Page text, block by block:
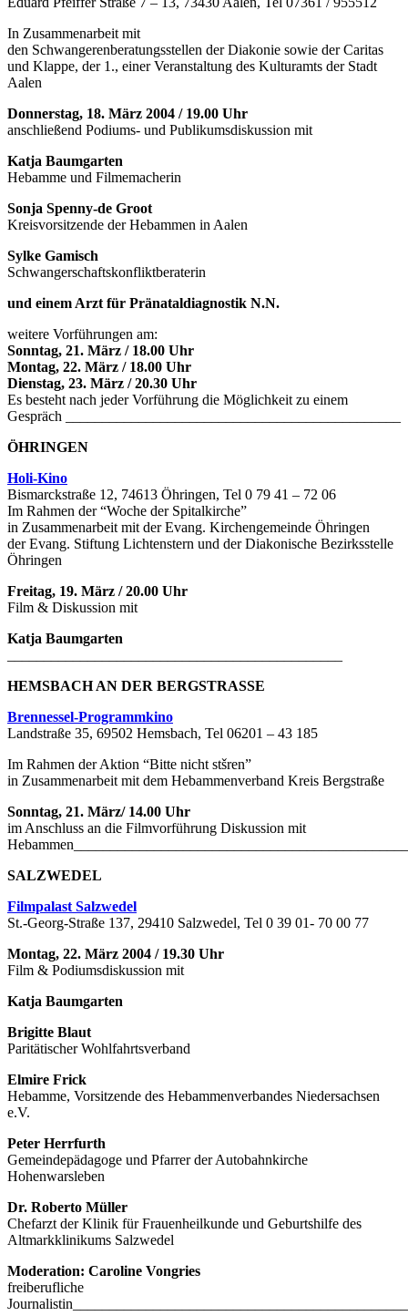
In Zusammenarbeit mit
den Schwangerenberatungsstellen der Diakonie sowie der Caritas
und Klappe, der 1., einer Veranstaltung des Kulturamts der Stadt
Aalen
Donnerstag, 18. März 2004 / 19.00 Uhr
anschließend Podiums- und Publikumsdiskussion mit
Katja Baumgarten
Hebamme und Filmemacherin
Sonja Spenny-de Groot
Kreisvorsitzende der Hebammen in Aalen
Sylke Gamisch
Schwangerschaftskonfliktberaterin
und einem Arzt für Pränataldiagnostik N.N.
weitere Vorführungen am:
Sonntag, 21. März / 18.00 Uhr
Montag, 22. März / 18.00 Uhr
Dienstag, 23. März / 20.30 Uhr
Es besteht nach jeder Vorführung die Möglichkeit zu einem
Gespräch ______________________________________________
ÖHRINGEN
Holi-Kino
Bismarckstraße 12, 74613 Öhringen, Tel 0 79 41 – 72 06
Im Rahmen der “Woche der Spitalkirche”
in Zusammenarbeit mit der Evang. Kirchengemeinde Öhringen
der Evang. Stiftung Lichtenstern und der Diakonische Bezirksstelle
Öhringen
Freitag, 19. März / 20.00 Uhr
Film & Diskussion mit
Katja Baumgarten
HEMSBACH AN DER BERGSTRASSE
Brennessel-Programmkino
Landstraße 35, 69502 Hemsbach, Tel 06201 – 43 185
Im Rahmen der Aktion “Bitte nicht stšren”
in Zusammenarbeit mit dem Hebammenverband Kreis Bergstraße
Sonntag, 21. März/ 14.00 Uhr
im Anschluss an die Filmvorführung Diskussion mit
Hebammen______________________________________________
SALZWEDEL
Filmpalast Salzwedel
St.-Georg-Straße 137, 29410 Salzwedel, Tel 0 39 01- 70 00 77
Montag, 22. März 2004 / 19.30 Uhr
Film & Podiumsdiskussion mit
Katja Baumgarten
Brigitte Blaut
Paritätischer Wohlfahrtsverband
Elmire Frick
Hebamme, Vorsitzende des Hebammenverbandes Niedersachsen
e.V.
Peter Herrfurth
Gemeindepädagoge und Pfarrer der Autobahnkirche
Hohenwarsleben
Dr. Roberto Müller
Chefarzt der Klinik für Frauenheilkunde und Geburtshilfe des
Altmarkklinikums Salzwedel
Moderation: Caroline Vongries
freiberufliche
Journalistin______________________________________________